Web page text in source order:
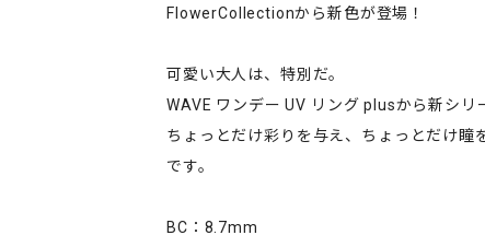
FlowerCollectionから新色が登場！
可愛い大人は、特別だ。
WAVE ワンデー UV リング plusから新シ
ちょっとだけ彩りを与え、ちょっとだけ瞳
です。
BC：8.7mm